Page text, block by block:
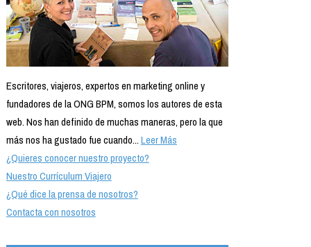
Info viajeros
Contactar
Escritores, viajeros, expertos en marketing online y
fundadores de la ONG BPM, somos los autores de esta
web. Nos han definido de muchas maneras, pero la que
más nos ha gustado fue cuando...Leer Más
¿Quieres conocer nuestro proyecto?
Nuestro Currículum Viajero
¿Qué dice la prensa de nosotros?
Contacta con nosotros